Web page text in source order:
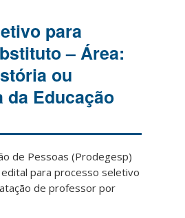
para
– Área:
ou
Educação
de Pessoas (Prodegesp)
para processo seletivo
de professor por